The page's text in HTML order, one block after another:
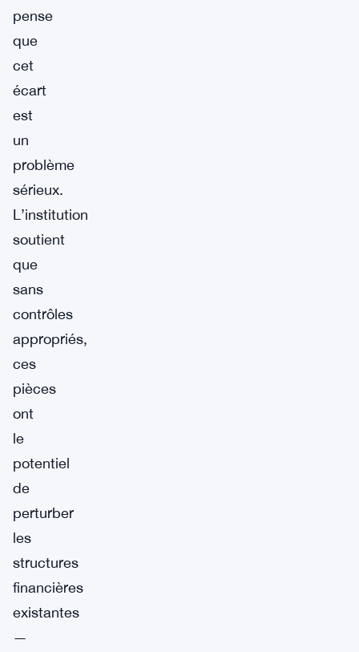
pense
que
cet
écart
est
un
problème
sérieux.
L’institution
soutient
que
sans
contrôles
appropriés,
ces
pièces
ont
le
potentiel
de
perturber
les
structures
financières
existantes
—